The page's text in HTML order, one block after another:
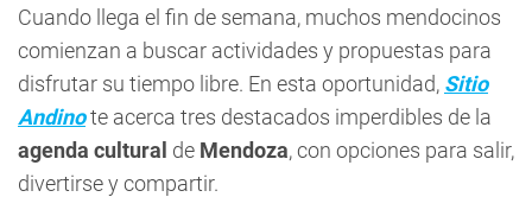
Cuando llega el fin de semana, muchos mendocinos
comienzan a buscar actividades y propuestas para
disfrutar su tiempo libre. En esta oportunidad, Sitio
Andinote acerca tres destacados imperdibles de la
agenda cultural de Mendoza, con opciones para salir,
divertirse y compartir.